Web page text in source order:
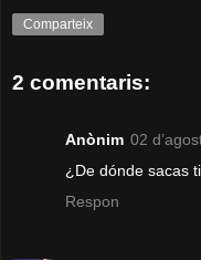
Comparteix
2 comentaris:
Anònim 02
¿De dónde sacas
Respon